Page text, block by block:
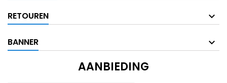
RETOUREN
BANNER
AANBIEDING